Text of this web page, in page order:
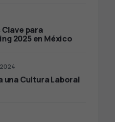
para
2025 en México
una Cultura Laboral